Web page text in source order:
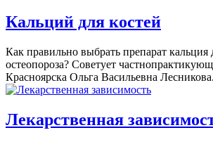
Кальций для костей
Как правильно выбрать препарат
остеопороза? Советует
Красноярска Ольга Васильевна Лесникова.
Лекарственная